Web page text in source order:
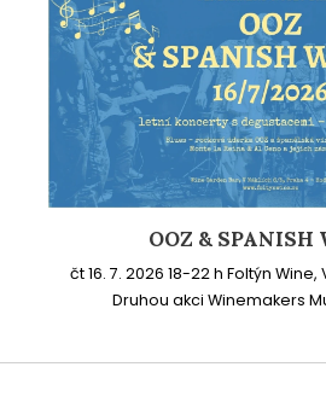
OOZ & SPANISH
čt 16. 7. 2026 18-22 h Foltýn
Druhou akci Winemakers